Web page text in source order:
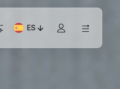
ES
Idioma actual: Italiano